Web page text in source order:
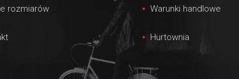
rozmiarów Warunki handlowe
Hurtownia